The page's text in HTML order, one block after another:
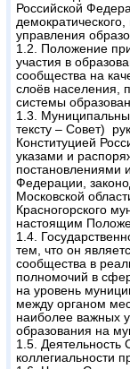
Российской
управления
1.2. Положение
участия в
сообщества на
слоёв населения,
системы
1.3.
тексту – Совет)
Конституцией
указами и
постановлениями
Федерации,
Московской
Красногорского
настоящим
1.4.
тем, что он
сообщества в
полномочий в
на уровень
между органом
наиболее важных
образования на
1.5. Деятельность
коллегиальности